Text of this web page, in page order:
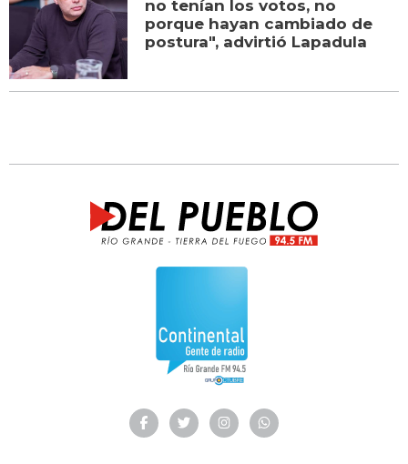
no tenían los votos, no
porque hayan cambiado de
postura", advirtió Lapadula